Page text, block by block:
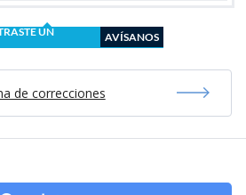
UN
AVÍSANOS
de correcciones